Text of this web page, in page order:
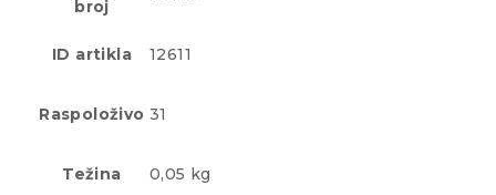
broj
ID artikla 12611
Raspoloživo 31
Težina 0,05 kg